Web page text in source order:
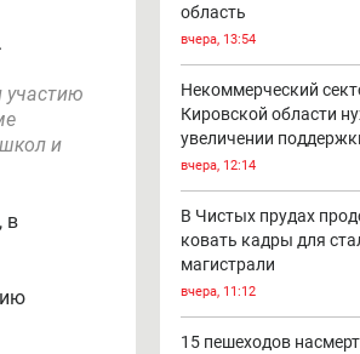
участию
и
в
область
вчера, 13:54
Некоммерческий
Кировской области
увеличении
вчера, 12:14
В Чистых прудах
ковать кадры для
магистрали
вчера, 11:12
15 пешеходов